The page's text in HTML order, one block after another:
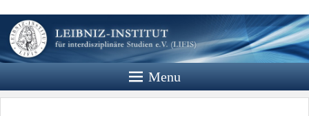
Leibniz
Institut
Website des Leibniz Instituts für
Interdisziplinäre Studien e.V.
Menu